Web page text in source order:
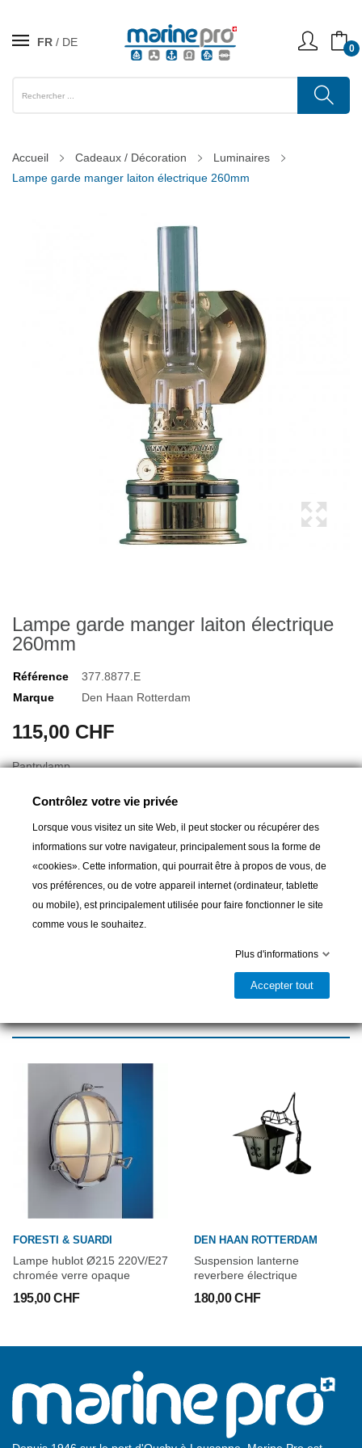
FR DE 0
Accueil Cadeaux / Décoration
Luminaires
Lampe garde manger laiton électrique 260mm
Lampe garde manger laiton électrique
260mm
Référence
377.8877.E
Marque
Den Haan Rotterdam
115,00 CHF
Pantrylamp
Livrable et disponible en magasin
16 autres produits dans la même
FORESTI & SUARDI
Lampe hublot Ø215 220V/E27
chromée verre opaque
195,00 CHF
DEN HAAN ROTTERDAM
Suspension lanterne
reverbere électrique
180,00 CHF
Contrôlez votre vie privée
Lorsque vous visitez un site Web, il peut stocker ou récupérer des
informations sur votre navigateur, principalement sous la forme de
«cookies». Cette information, qui pourrait être à propos de vous, de
vos préférences, ou de votre appareil internet (ordinateur, tablette
ou mobile), est principalement utilisée pour faire fonctionner le site
comme vous le souhaitez.
Plus d'informations
Accepter tout